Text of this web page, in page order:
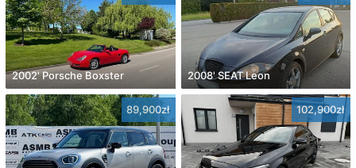
2002' Porsche Boxster 2008' SEAT Leon
89,900zł 102,900zł